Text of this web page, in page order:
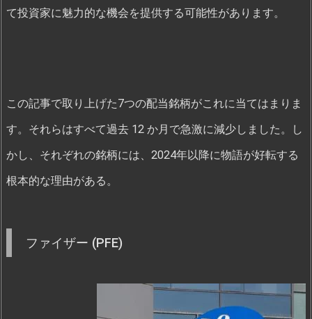
て投資家に魅力的な機会を提供する可能性があります。
この記事で取り上げた7つの配当銘柄がこれに当てはまりま
す。それらはすべて過去 12 か月で急激に減少しました。し
かし、それぞれの銘柄には、2024年以降に物語が好転する
根本的な理由がある。
ファイザー (PFE)